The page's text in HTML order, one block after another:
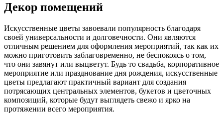
Декор помещений
Искусственные цветы завоевали популярность благодаря
своей универсальности и долговечности. Они являются
отличным решением для оформления мероприятий, так как их
можно приготовить заблаговременно, не беспокоясь о том,
что они завянут или выцветут. Будь то свадьба, корпоративное
мероприятие или празднование дня рождения, искусственные
цветы предлагают практичный вариант для создания
потрясающих центральных элементов, букетов и цветочных
композиций, которые будут выглядеть свежо и ярко на
протяжении всего мероприятия.